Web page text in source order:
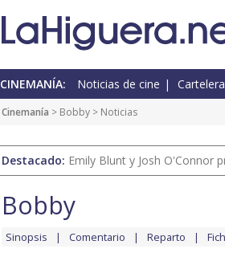
CINEMANÍA: Noticias de cine Cartelera
Cinemanía > Bobby > Noticias
Destacado: Emily Blunt y Josh O'Connor
Bobby
Sinopsis Comentario Reparto